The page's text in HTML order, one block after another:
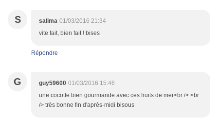
S salima 01/03/2016 21:34
vite fait, bien fait ! bises
Répondre
G guy59600 01/03/2016 15:46
une cocotte bien gourmande avec ces fruits de mer<br /> <br
/> très bonne fin d'après-midi bisous